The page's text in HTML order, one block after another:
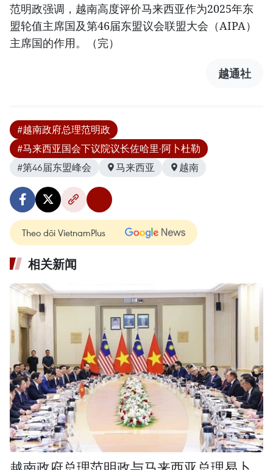
范明政强调，越南高度评价马来西亚作为2025年东
盟轮值主席国及第46届东盟议会联盟大会（AIPA）
主席国的作用。（完）
越通社
#越南政府总理范明政
#马来西亚国会下议院议长佐哈里·阿卜杜勒
#第46届东盟峰会
马来西亚 越南
Theo dõi VietnamPlus
相关新闻